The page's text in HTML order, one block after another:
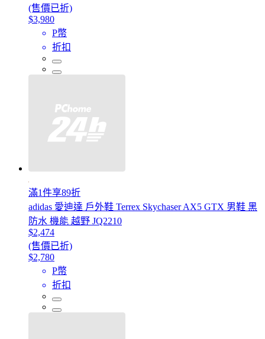
(售價已折)
$3,980
P幣
折扣
滿1件享89折
adidas 愛迪達 戶外鞋 Terrex Skychaser AX5 GTX 男鞋 黑
防水 機能 越野 JQ2210
$2,474
(售價已折)
$2,780
P幣
折扣